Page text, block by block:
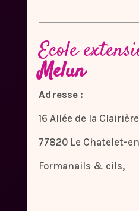
Ecole
Melun
Adresse :
16 Allée de la Clairière
77820 Le Chatelet-
Formanails & cils,